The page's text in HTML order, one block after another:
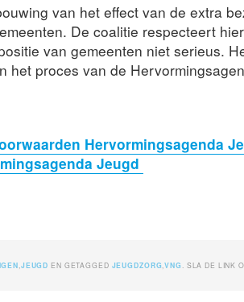
van het effect van de extra
De coalitie respecteert
van gemeenten niet serieus.
het proces van de
Hervormingsagenda
Jeugd
JEUGD EN GETAGGED JEUGDZORG ,VNG . SLA DE LINK